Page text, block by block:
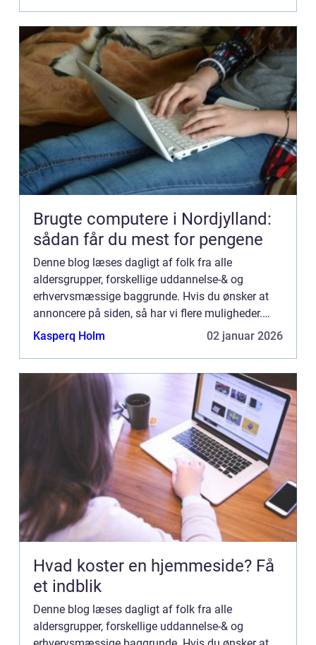
Brugte computere i Nordjylland:
sådan får du mest for pengene
Denne blog læses dagligt af folk fra alle
aldersgrupper, forskellige uddannelse-& og
erhvervsmæssige baggrunde. Hvis du ønsker at
annoncere på siden, så har vi flere muligheder.
Bannerannoncering er blot én af mulighederne. Vil
Kasperq Holm 02 januar 2026
Hvad koster en hjemmeside? Få
et indblik
Denne blog læses dagligt af folk fra alle
aldersgrupper, forskellige uddannelse-& og